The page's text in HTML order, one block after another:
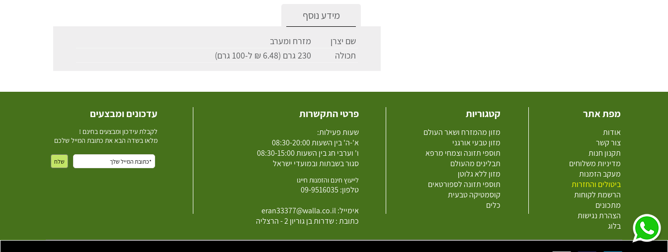
מידע נוסף
שם יצרן
מזרח ומערב
תכולה
230 גרם (6.48 ₪ ל-100 גרם)
מפת אתר
אודות
צור קשר
תקנון חנות
מדיניות משלוחים
מעקב הזמנות
ביטולים והחזרות
הרשמת לקוחות
מתכונים
הצהרת נגישות
בלוג
קטגוריות
מזון מהמזרח ושאר העולם
מזון טבעי אורגני
תוספי תזונה וצמחי מרפא
תבלינים מהעולם
מזון ללא גלוטן
תוספי תזונה לספורטאים
קוסמטיקה טבעית
כלים
פרטי התקשרות
שעות פעילות:
א'-ה' בין השעות 08:30-20:00
ו' וערבי חג בין השעות 08:30-15:00
סגור בשבתות ובמועדי ישראל
לייעוץ חינם והזמנות חייגו
טלפון: 09-9516035
אימייל:eran33377@walla.co.il
כתובת : שדרות בן גוריון 2 - הרצליה
עדכונים ומבצעים
לקבלת עידכון ומבצעים בחינם !
מלאו בשדה הבא את כתובת המייל שלכם